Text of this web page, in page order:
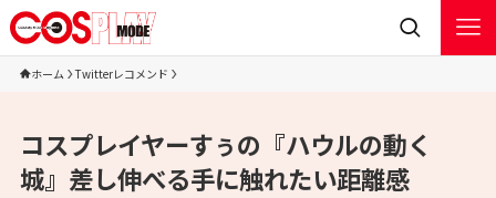
ホーム Twitterレコメンド
コスプレイヤーすぅの『ハウルの動く
城』差し伸べる手に触れたい距離感